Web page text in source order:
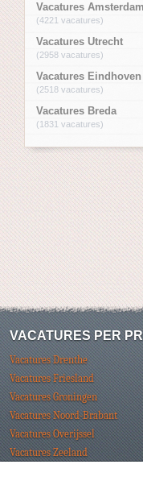
Vacatures Amsterdam
(4221 vacatures)
Vacatures Utrecht
(2958 vacatures)
Vacatures Eindhoven
(2518 vacatures)
Vacatures Breda
(1831 vacatures)
VACATURES PER
Vacatures Drenthe
Vacatures Friesland
Vacatures Groningen
Vacatures Noord-Brabant
Vacatures Overijssel
Vacatures Zeeland